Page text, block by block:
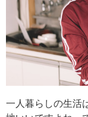
一人暮らしの生活